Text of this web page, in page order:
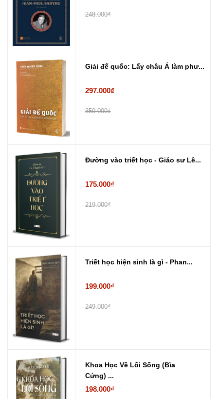
248.000₫
Giải đế quốc: Lấy châu Á làm phư...
297.000₫
350.000₫
Đường vào triết học - Giáo sư Lê...
175.000₫
219.000₫
Triết học hiện sinh là gì - Phan...
199.000₫
249.000₫
Khoa Học Về Lối Sống (Bìa
Cứng) ...
198.000₫